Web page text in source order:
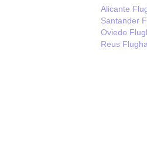
Alicante
Santander
Oviedo
Reus